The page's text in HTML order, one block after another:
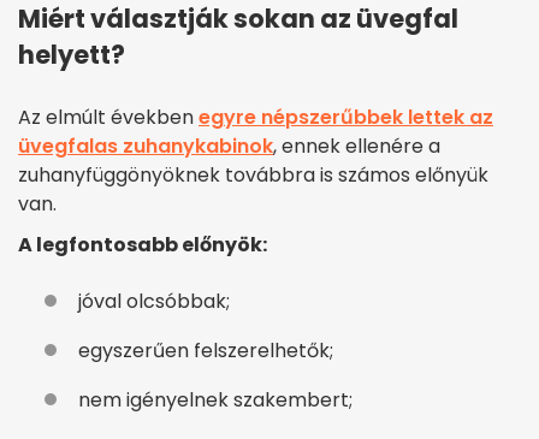
Miért választják sokan az üvegfal
helyett?
Az elmúlt évekbenegyre népszerűbbek lettek az
üvegfalas zuhanykabinok, ennek ellenére a
zuhanyfüggönyöknek továbbra is számos előnyük
van.
A legfontosabb előnyök:
jóval olcsóbbak;
egyszerűen felszerelhetők;
nem igényelnek szakembert;